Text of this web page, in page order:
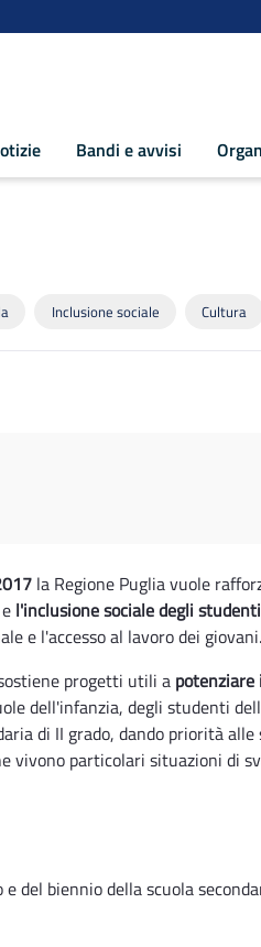
Bandi e avvisi
2014-2020
Inclusione sociale Cultura
la Regione Puglia vuole
l'inclusione sociale degli
e l'accesso al lavoro dei giovani.
progetti utili a potenziare
dell'infanzia, degli studenti
di II grado, dando priorità
vivono particolari situazioni di
del biennio della scuola